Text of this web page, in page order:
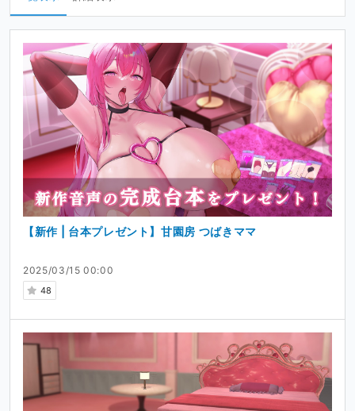
2025/03/15 00:00
48
【新作 | 台本プレゼント】甘園房 つばきママ